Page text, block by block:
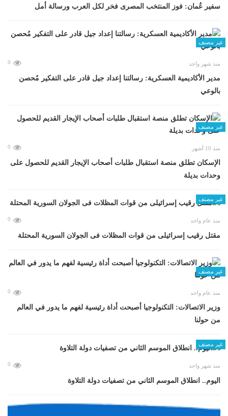
سفير عُمان: فوز المنتخب المصرى فخر لكل العرب ورسالة أمل
غير مصنف
منذ شهر واحد 0
مدير الأكاديمية العسكرية: رسالتنا إعداد جيل قادر على التفكير مُحصن
بالوعي
غير مصنف
منذ 10 أشهر 0
الإسكان تطلق منصة استقبال طلبات أصحاب الإيجار القديم للحصول على
وحدات بديلة
غير مصنف
منذ عام واحد 0
مقتل رقيب إسرائيلى من قوات المظلات فى الجولان السورية المحتلة
غير مصنف
منذ عام واحد 0
وزير الاتصالات: التكنولوجيا أصبحت أداة رئيسية لفهم ما يدور في العالم
من حولنا
غير مصنف
منذ شهر واحد 0
اليوم.. انطلاق الموسم الثاني من تصفيات دولة التلاوة